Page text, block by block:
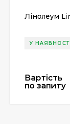
Лінолеум
У
Вартість
по запиту